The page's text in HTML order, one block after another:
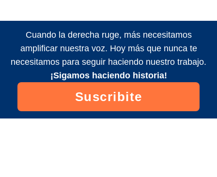
Cuando la derecha ruge, más necesitamos
amplificar nuestra voz. Hoy más que nunca te
necesitamos para seguir haciendo nuestro trabajo.
¡Sigamos haciendo historia!
Suscribite